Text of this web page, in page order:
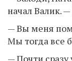
начал Валик.
— Вы меня
Мы тогда все
— Почти сразу